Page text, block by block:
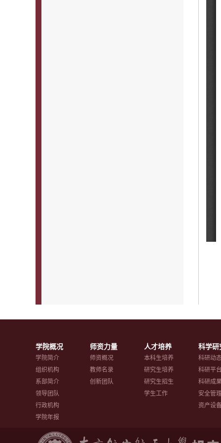
学院概况
学院简介
组织机构
系部简介
领导团队
行政机构
学院年报
师资力量
师资概况
教师名录
创新团队
人才培养
本科生培养
研究生培养
研究生招生
学生工作
科学研
科研动
科研平
科研成
安全管
资产设